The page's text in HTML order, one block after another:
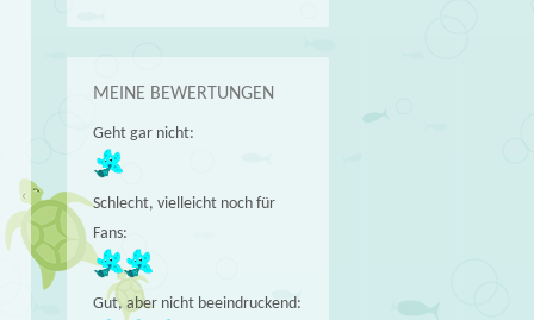
MEINE BEWERTUNGEN
Geht gar nicht:
Schlecht, vielleicht noch für
Fans:
Gut, aber nicht beeindruckend: